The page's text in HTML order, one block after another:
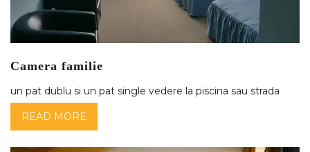
Camera familie
un pat dublu si un pat single vedere la piscina sau strada
READ MORE